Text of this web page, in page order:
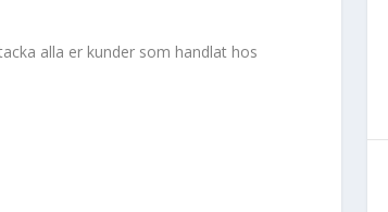
alla er kunder som handlat hos